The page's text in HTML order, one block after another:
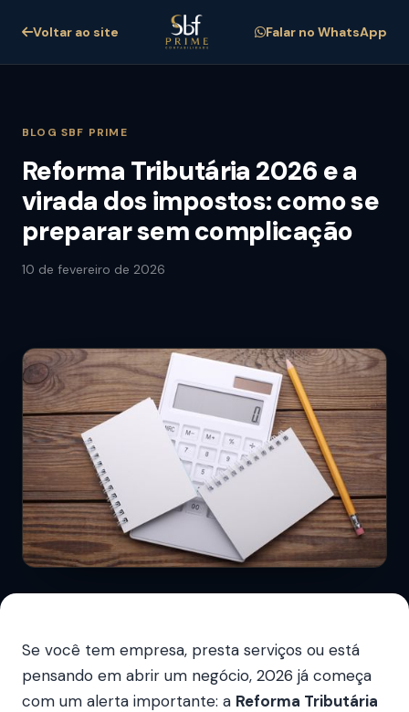
Voltar ao site Falar no WhatsApp
BLOG SBF PRIME
Reforma Tributária 2026 e a
virada dos impostos: como se
preparar sem complicação
10 de fevereiro de 2026
Se você tem empresa, presta serviços ou está
pensando em abrir um negócio, 2026 já começa
com um alerta importante: a Reforma Tributária